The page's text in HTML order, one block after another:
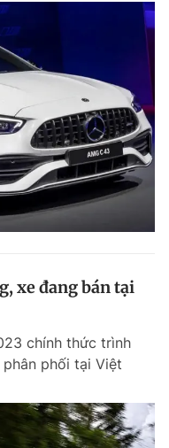
xe đang bán tại
chính thức trình
phân phối tại Việt